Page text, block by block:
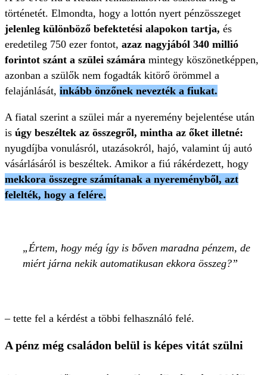
történetét. Elmondta, hogy a lottón nyert pénzösszeget
jelenleg különböző befektetési alapokon tartja, és
eredetileg 750 ezer fontot, azaz nagyjából 340 millió
forintot szánt a szülei számára mintegy köszönetképpen,
azonban a szülők nem fogadták kitörő örömmel a
felajánlását, inkább önzőnek nevezték a fiukat.
A fiatal szerint a szülei már a nyeremény bejelentése után
is úgy beszéltek az összegről, mintha az őket illetné:
nyugdíjba vonulásról, utazásokról, hajó, valamint új autó
vásárlásáról is beszéltek. Amikor a fiú rákérdezett, hogy
mekkora összegre számítanak a nyereményből, azt
felelték, hogy a felére.
Értem, hogy még így is bőven maradna pénzem, de
miért járna nekik automatikusan ekkora összeg?
– tette fel a kérdést a többi felhasználó felé.
A pénz még családon belül is képes vitát szülni